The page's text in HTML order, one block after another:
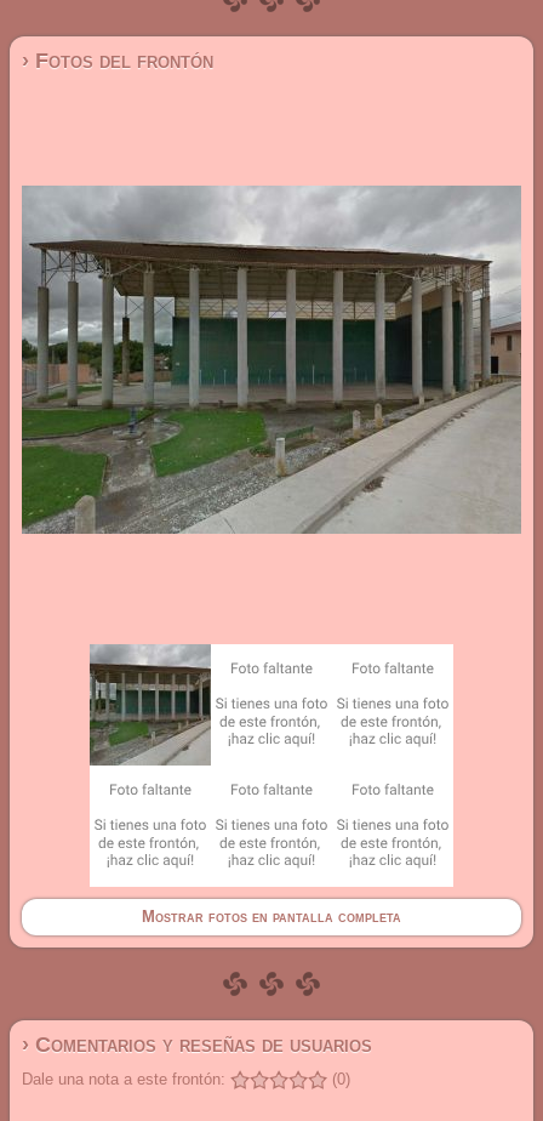
› Fotos del frontón
Mostrar fotos en pantalla completa
› Comentarios y reseñas de usuarios
Dale una nota a este frontón: (0)